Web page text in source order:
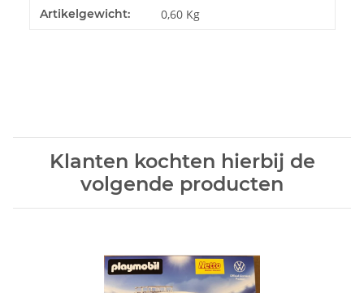
Artikelgewicht: 0,60 Kg
Klanten kochten hierbij de
volgende producten